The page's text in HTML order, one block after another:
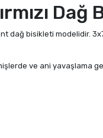
Dağ
dağ bisikleti modelidir.
ve ani